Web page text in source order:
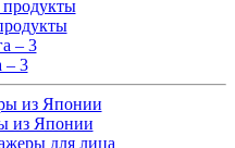
– 3
из Японии